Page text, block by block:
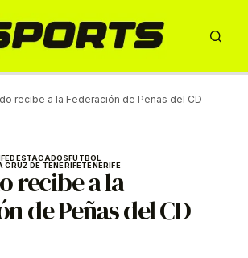
recibe a la Federación de Peñas del CD
DESTACADOSFÚTBOL
DE TENERIFETENERIFE
recibe a la
de Peñas del CD